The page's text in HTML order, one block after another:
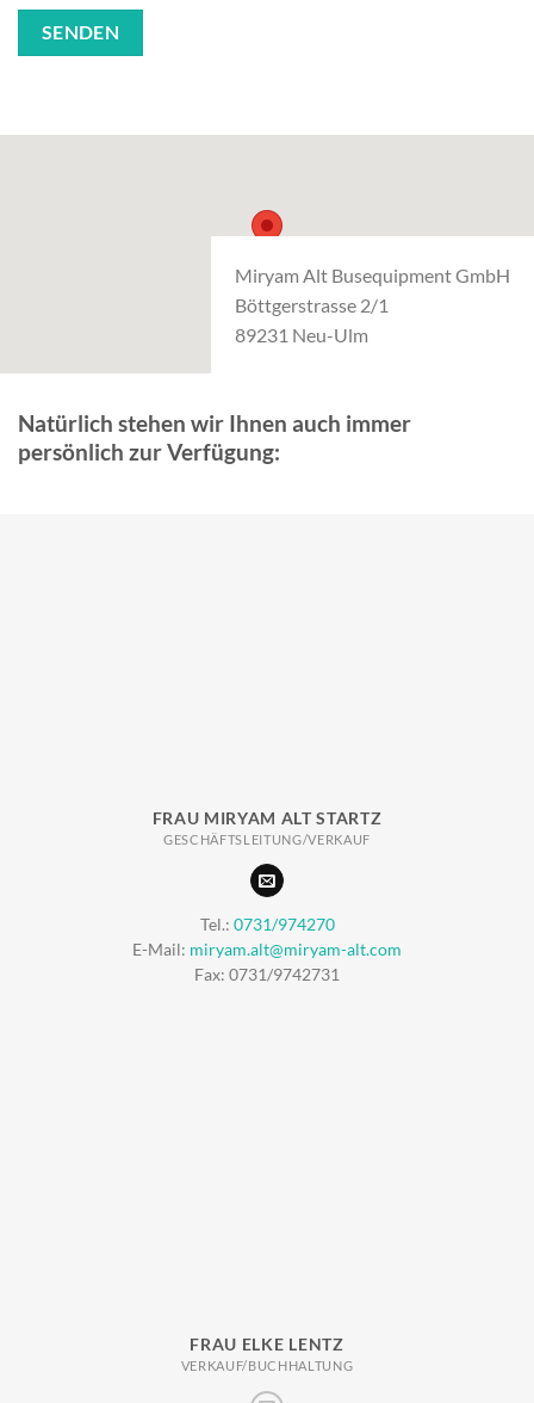
Miryam Alt Busequipment GmbH
Böttgerstrasse 2/1
89231 Neu-Ulm
Natürlich stehen wir Ihnen auch immer
persönlich zur Verfügung:
FRAU MIRYAM ALT STARTZ
GESCHÄFTSLEITUNG/VERKAUF
Tel.: 0731/974270
E-Mail: miryam.alt@miryam-alt.com
Fax: 0731/9742731
FRAU ELKE LENTZ
VERKAUF/BUCHHALTUNG